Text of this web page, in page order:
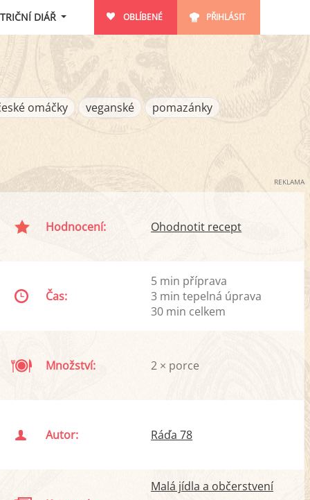
DIÁŘ OBLÍBENÉ PŘIHLÁSIT
omáčky veganské pomazánky
REKLAMA
Hodnocení: Ohodnotit recept
Čas:
5 min příprava
3 min tepelná úprava
30 min celkem
Množství: 2 × porce
Autor: Ráďa 78
Malá jídla a občerstvení